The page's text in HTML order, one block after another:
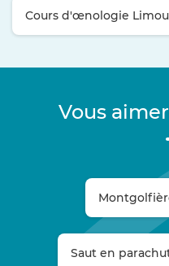
Cours d'œnologie
Vous
Saut en